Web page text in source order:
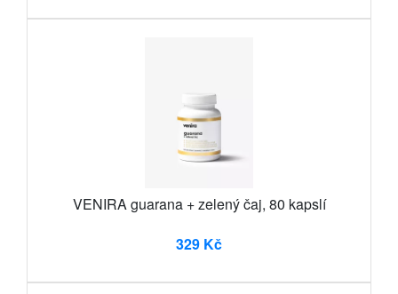
VENIRA guarana + zelený čaj, 80 kapslí
329 Kč